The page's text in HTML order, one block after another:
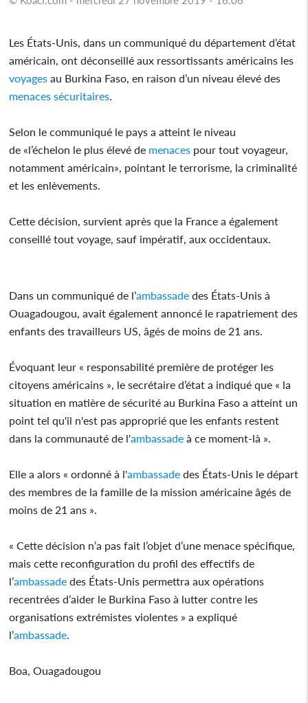
Les États-Unis, dans un communiqué du département d’état
américain, ont déconseillé aux ressortissants américains les
voyages au Burkina Faso, en raison d’un niveau élevé des
menaces sécuritaires
Selon le communiqué le pays a atteint le niveau
de «l’échelon le plus élevé de menaces pour tout voyageur,
notamment américain», pointant le terrorisme, la criminalité
et les enlèvements.
Cette décision, survient après que la France a également
conseillé tout voyage, sauf impératif, aux occidentaux.
Dans un communiqué de l’ambassade des États-Unis à
Ouagadougou, avait également annoncé le rapatriement des
enfants des travailleurs US, âgés de moins de 21 ans.
Évoquant leur « responsabilité première de protéger les
citoyens américains », le secrétaire d’état a indiqué que « la
situation en matière de sécurité au Burkina Faso a atteint un
point tel qu'il n'est pas approprié que les enfants restent
dans la communauté de l'ambassade à ce moment-là ».
Elle a alors « ordonné à l'ambassade des États-Unis le départ
des membres de la famille de la mission américaine âgés de
moins de 21 ans ».
« Cette décision n’a pas fait l’objet d’une menace spécifique,
mais cette reconfiguration du profil des effectifs de
l’ambassade des États-Unis permettra aux opérations
recentrées d’aider le Burkina Faso à lutter contre les
organisations extrémistes violentes » a expliqué
l’ambassade
Boa, Ouagadougou